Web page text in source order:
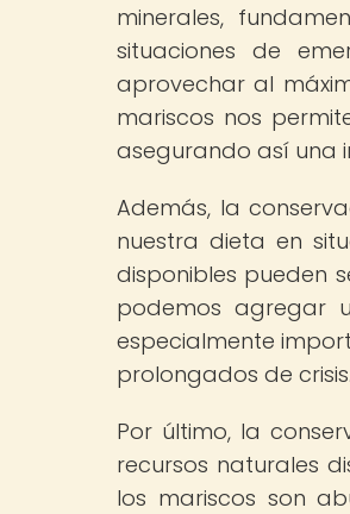
minerales,
situaciones de
aprovechar al
mariscos nos
asegurando así una
Además, la
nuestra dieta en
disponibles pueden
podemos agregar
especialmente
prolongados de crisis.
Por último, la
recursos naturales
los mariscos son